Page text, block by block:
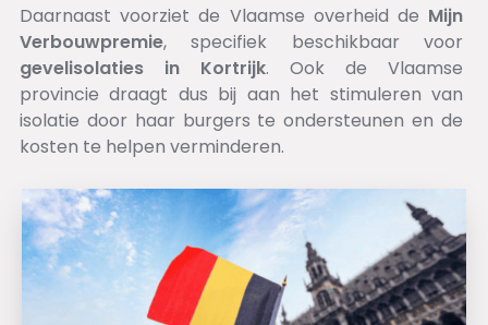
Daarnaast voorziet de Vlaamse overheid de Mijn
Verbouwpremie, specifiek beschikbaar voor
gevelisolaties in Kortrijk. Ook de Vlaamse
provincie draagt dus bij aan het stimuleren van
isolatie door haar burgers te ondersteunen en de
kosten te helpen verminderen.